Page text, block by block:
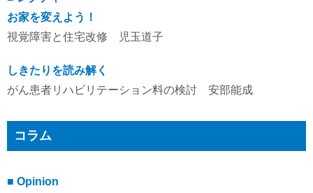
お家を変えよう！
視覚障害と住宅改修 児玉道子
しきたりを読み解く
がん患者リハビリテーション料の検討 安部能成
コラム
■ Opinion